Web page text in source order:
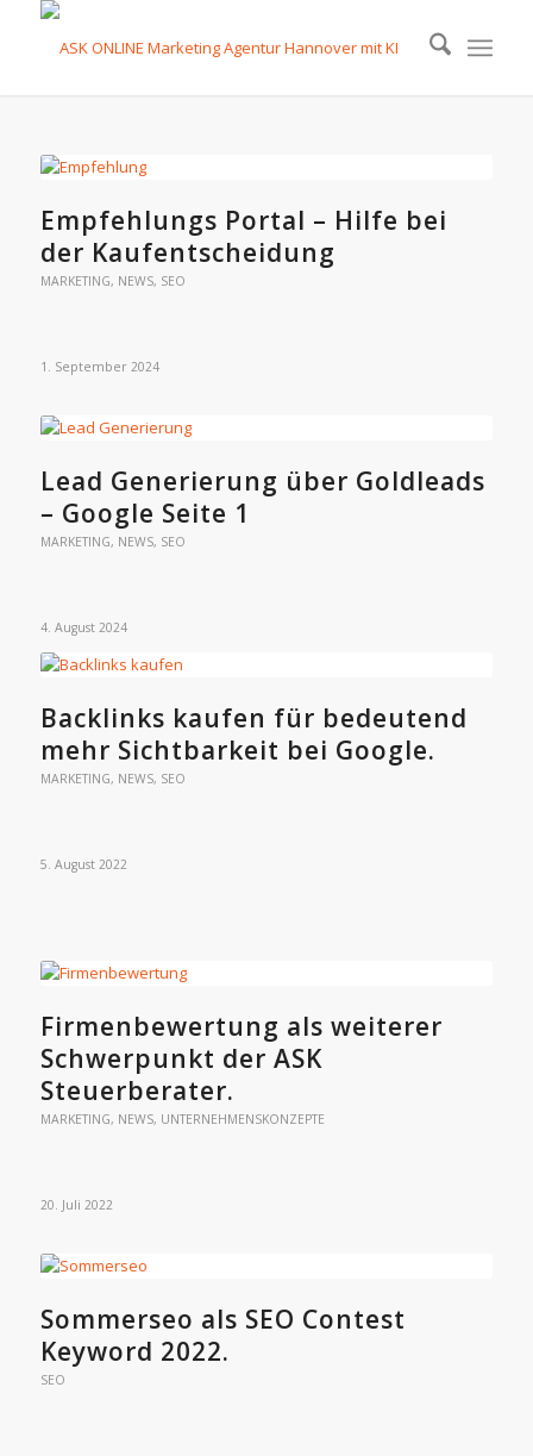
Empfehlungs Portal – Hilfe bei
der Kaufentscheidung
MARKETING, NEWS, SEO
1. September 2024
Lead Generierung über Goldleads
– Google Seite 1
MARKETING, NEWS, SEO
4. August 2024
Backlinks kaufen für bedeutend
mehr Sichtbarkeit bei Google.
MARKETING, NEWS, SEO
5. August 2022
Firmenbewertung als weiterer
Schwerpunkt der ASK
Steuerberater.
MARKETING, NEWS, UNTERNEHMENSKONZEPTE
20. Juli 2022
Sommerseo als SEO Contest
Keyword 2022.
SEO